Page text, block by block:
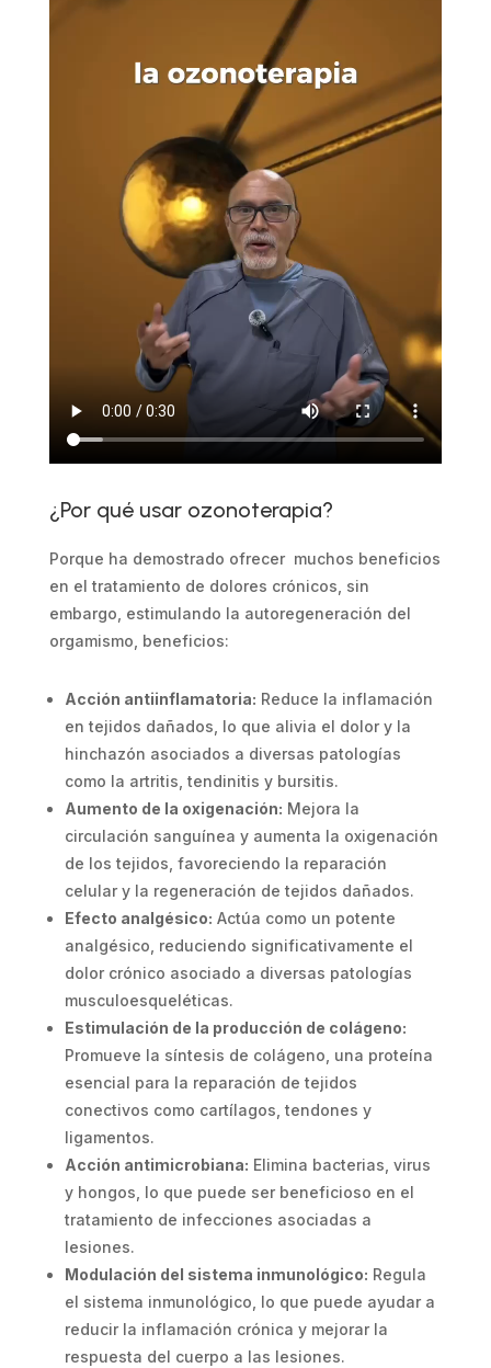
¿Por qué usar ozonoterapia?
Porque ha demostrado ofrecer muchos beneficios
en el tratamiento de dolores crónicos, sin
embargo, estimulando la autoregeneración del
orgamismo, beneficios:
Acción antiinflamatoria: Reduce la inflamación
en tejidos dañados, lo que alivia el dolor y la
hinchazón asociados a diversas patologías
como la artritis, tendinitis y bursitis.
Aumento de la oxigenación: Mejora la
circulación sanguínea y aumenta la oxigenación
de los tejidos, favoreciendo la reparación
celular y la regeneración de tejidos dañados.
Efecto analgésico: Actúa como un potente
analgésico, reduciendo significativamente el
dolor crónico asociado a diversas patologías
musculoesqueléticas.
Estimulación de la producción de colágeno:
Promueve la síntesis de colágeno, una proteína
esencial para la reparación de tejidos
conectivos como cartílagos, tendones y
ligamentos.
Acción antimicrobiana: Elimina bacterias, virus
y hongos, lo que puede ser beneficioso en el
tratamiento de infecciones asociadas a
lesiones.
Modulación del sistema inmunológico: Regula
el sistema inmunológico, lo que puede ayudar a
reducir la inflamación crónica y mejorar la
respuesta del cuerpo a las lesiones.